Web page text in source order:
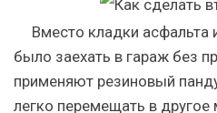
Вместо кладки
было заехать в гараж без
применяют резиновый
легко перемещать в другое